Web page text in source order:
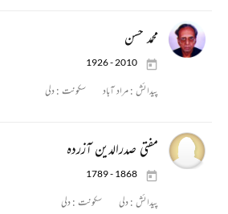
محمد حسن
1926 - 2010
پیدائش :مراد آباد سکونت :دلی
مفتی صدرالدین آزردہ
1789 - 1868
پیدائش :دلی سکونت :دلی